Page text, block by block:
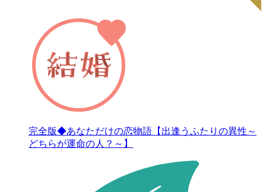
完全版◆あなただけの恋物語【出逢うふたりの異性～
どちらが運命の人？～】